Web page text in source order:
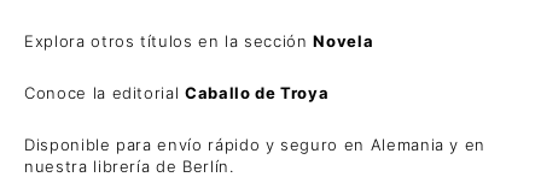
Explora otros títulos en la secciónNovela
Conoce la editorial Caballo de Troya
Disponible para envío rápido y seguro en Alemania y en
nuestra librería de Berlín.